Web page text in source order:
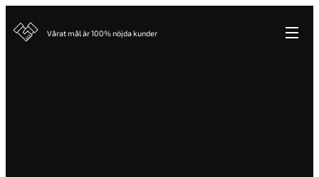
Vårat mål är 100% nöjda kunder